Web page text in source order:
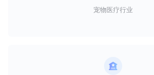
宠物医疗行业